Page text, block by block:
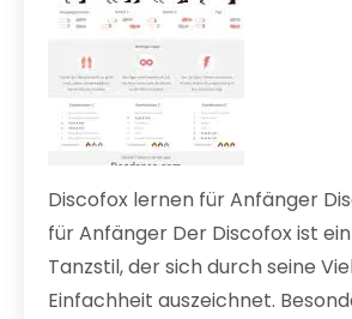
Discofox lernen für Anfänger
für Anfänger Der Discofox ist
Tanzstil, der sich durch seine
Einfachheit auszeichnet.